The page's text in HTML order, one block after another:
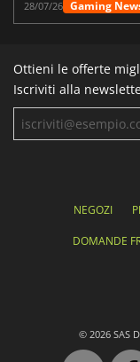
28/07/26 Gaming
Ottieni le offerte
Iscriviti alla
NEGOZI
DOMANDE
© 2026 SAS